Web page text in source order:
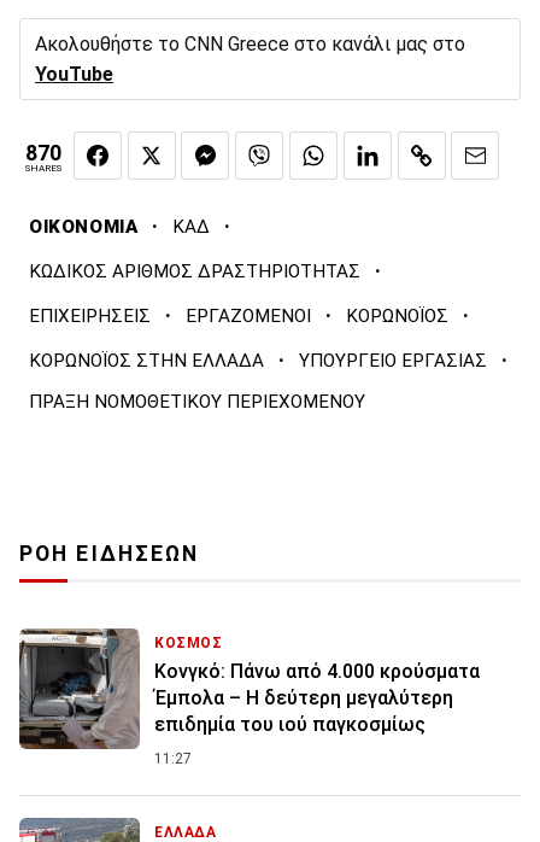
Ακολουθήστε το CNN Greece στο κανάλι μας στο
YouTube
870
SHARES
ΟΙΚΟΝΟΜΙΑ · ΚΑΔ ·
ΚΩΔΙΚΟΣ ΑΡΙΘΜΟΣ ΔΡΑΣΤΗΡΙΟΤΗΤΑΣ ·
ΕΠΙΧΕΙΡΗΣΕΙΣ · ΕΡΓΑΖΟΜΕΝΟΙ · ΚΟΡΩΝΟΪΟΣ ·
ΚΟΡΩΝΟΪΟΣ ΣΤΗΝ ΕΛΛΑΔΑ · ΥΠΟΥΡΓΕΙΟ ΕΡΓΑΣΙΑΣ ·
ΠΡΑΞΗ ΝΟΜΟΘΕΤΙΚΟΥ ΠΕΡΙΕΧΟΜΕΝΟΥ
ΡΟΗ ΕΙΔΗΣΕΩΝ
ΚΟΣΜΟΣ
Κονγκό: Πάνω από 4.000 κρούσματα
Έμπολα – Η δεύτερη μεγαλύτερη
επιδημία του ιού παγκοσμίως
11:27
ΕΛΛΑΔΑ